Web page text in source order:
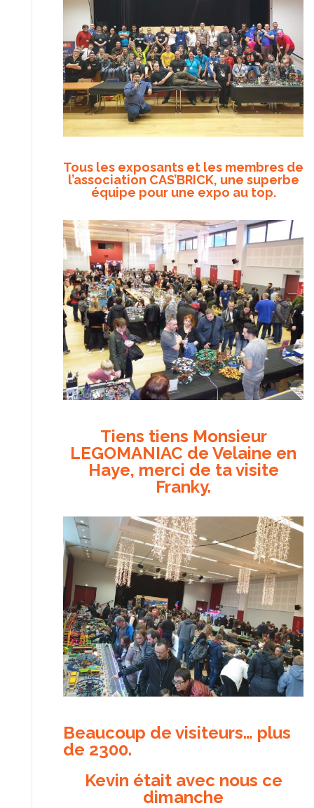
Tous les exposants et les membres de
l’association CAS’BRICK, une superbe
équipe pour une expo au top.
Tiens tiens Monsieur
LEGOMANIAC de Velaine en
Haye, merci de ta visite
Franky.
Beaucoup de visiteurs… plus
de 2300.
Kevin était avec nous ce
dimanche